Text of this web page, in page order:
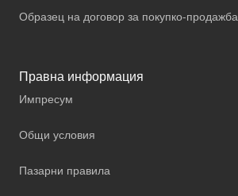
Образец на договор за покупко-продажба
Правна информация
Импресум
Общи условия
Пазарни правила